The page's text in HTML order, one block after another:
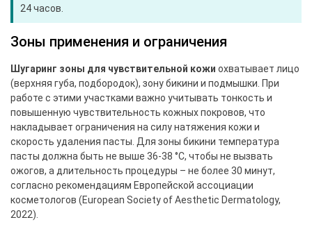
24 часов.
Зоны применения и ограничения
Шугаринг зоны для чувствительной кожи охватывает лицо
(верхняя губа, подбородок), зону бикини и подмышки. При
работе с этими участками важно учитывать тонкость и
повышенную чувствительность кожных покровов, что
накладывает ограничения на силу натяжения кожи и
скорость удаления пасты. Для зоны бикини температура
пасты должна быть не выше 36-38 °C, чтобы не вызвать
ожогов, а длительность процедуры – не более 30 минут,
согласно рекомендациям Европейской ассоциации
косметологов (European Society of Aesthetic Dermatology,
2022).